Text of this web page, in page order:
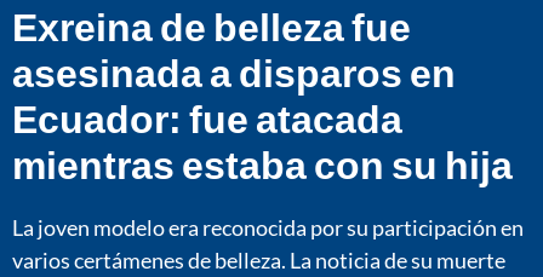
Exreina de belleza fue
asesinada a disparos en
Ecuador: fue atacada
mientras estaba con su hija
La joven modelo era reconocida por su participación en
varios certámenes de belleza. La noticia de su muerte